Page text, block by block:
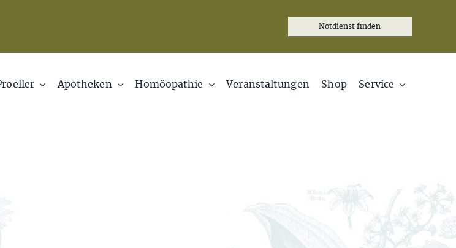
Notdienst finden
Apotheken Homöopathie Veranstaltungen Shop Service